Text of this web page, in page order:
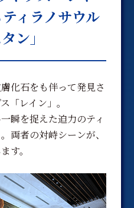
ィラノサウル
ン」
化石をも伴って発見さ
「レイン」。
瞬を捉えた迫力のティ
両者の対峙シーンが、
す。